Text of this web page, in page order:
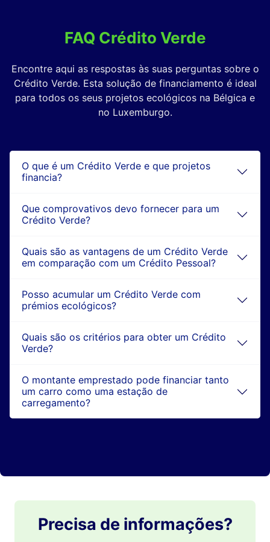
FAQ Crédito Verde
Encontre aqui as respostas às suas perguntas sobre o
Crédito Verde. Esta solução de financiamento é ideal
para todos os seus projetos ecológicos na Bélgica e
no Luxemburgo.
O que é um Crédito Verde e que projetos
financia?
Que comprovativos devo fornecer para um
Crédito Verde?
Quais são as vantagens de um Crédito Verde
em comparação com um Crédito Pessoal?
Posso acumular um Crédito Verde com
prémios ecológicos?
Quais são os critérios para obter um Crédito
Verde?
O montante emprestado pode financiar tanto
um carro como uma estação de
carregamento?
Precisa de informações?